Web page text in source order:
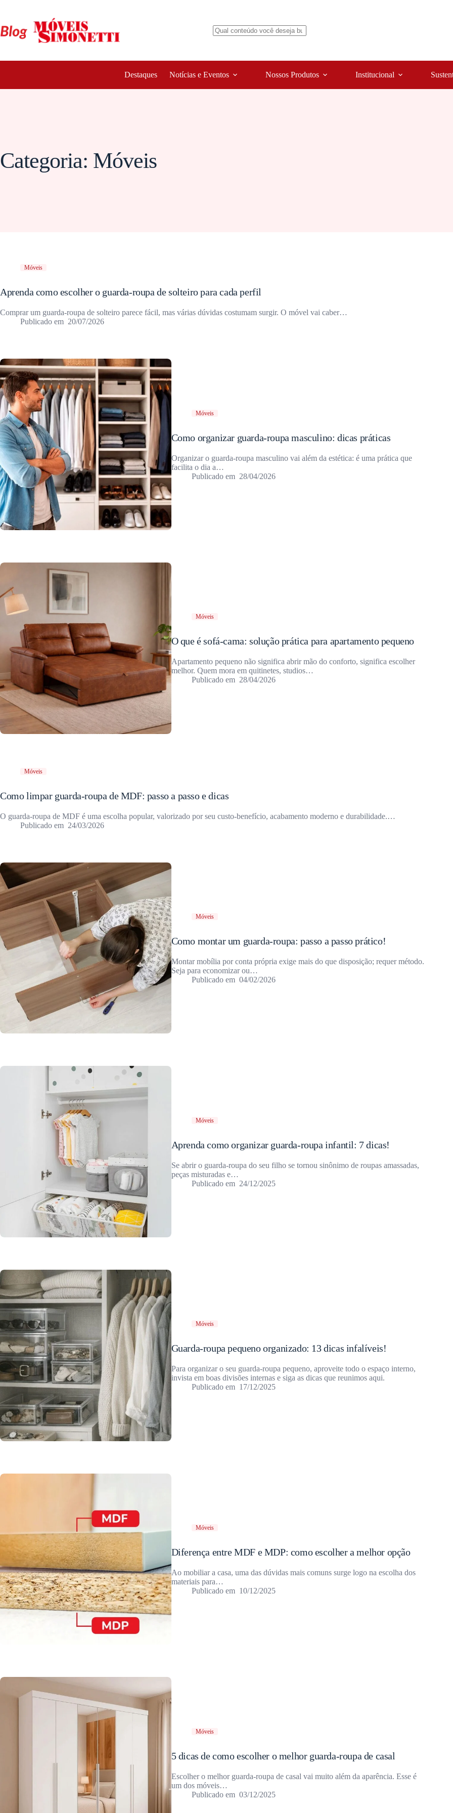
conteúdo
Destaques Notícias e Eventos Nossos Produtos Institucional
Categoria: Móveis
Móveis
Aprenda como escolher o guarda-roupa de solteiro para cada perfil
Comprar um guarda-roupa de solteiro parece fácil, mas várias dúvidas costumam surgir. O móvel vai caber…
20/07/2026
Móveis
Como organizar guarda-roupa masculino: dicas práticas
Organizar o guarda-roupa masculino vai além da estética: é uma prática que
facilita o dia a…
28/04/2026
Móveis
O que é sofá-cama: solução prática para apartamento pequeno
Apartamento pequeno não significa abrir mão do conforto, significa escolher
melhor. Quem mora em quitinetes, studios…
28/04/2026
Móveis
Como limpar guarda-roupa de MDF: passo a passo e dicas
O guarda-roupa de MDF é uma escolha popular, valorizado por seu custo-benefício, acabamento moderno e durabilidade.…
24/03/2026
Móveis
Como montar um guarda-roupa: passo a passo prático!
Montar mobília por conta própria exige mais do que disposição; requer método.
Seja para economizar ou…
04/02/2026
Móveis
Aprenda como organizar guarda-roupa infantil: 7 dicas!
Se abrir o guarda-roupa do seu filho se tornou sinônimo de roupas amassadas,
peças misturadas e…
24/12/2025
Móveis
Guarda-roupa pequeno organizado: 13 dicas infalíveis!
Para organizar o seu guarda-roupa pequeno, aproveite todo o espaço interno,
invista em boas divisões internas e siga as dicas que reunimos aqui.
17/12/2025
Móveis
Diferença entre MDF e MDP: como escolher a melhor opção
Ao mobiliar a casa, uma das dúvidas mais comuns surge logo na escolha dos
materiais para…
10/12/2025
Móveis
5 dicas de como escolher o melhor guarda-roupa de casal
Escolher o melhor guarda-roupa de casal vai muito além da aparência. Esse é
um dos móveis…
03/12/2025